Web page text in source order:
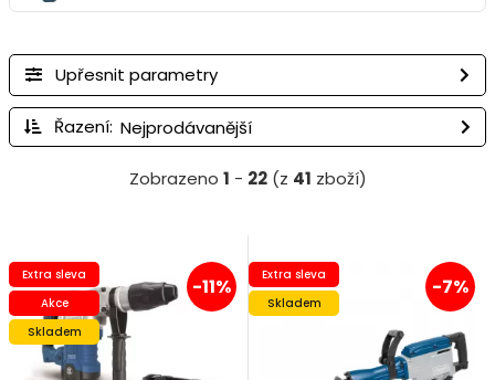
Upřesnit parametry
Řazení:
Zobrazeno 1 - 22(z 41 zboží)
-11%
Extra sleva
Akce
Skladem
-7%
Extra sleva
Skladem